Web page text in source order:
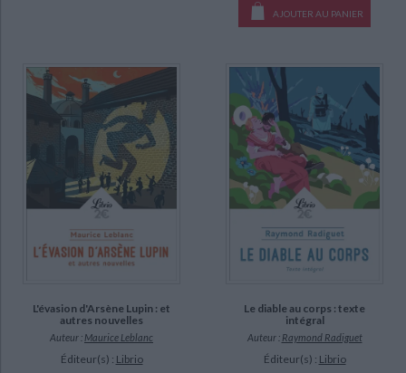
AJOUTER AU PANIER
L'évasion d'Arsène Lupin : et
autres nouvelles
Auteur : Maurice Leblanc
Éditeur(s) : Librio
Le diable au corps : texte
intégral
Auteur : Raymond Radiguet
Éditeur(s) : Librio